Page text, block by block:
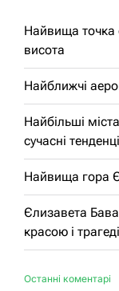
Найвища точка
висота
Найближчі
Найбільші
сучасні
Найвища гора
Єлизавета
красою і
Останні коментарі